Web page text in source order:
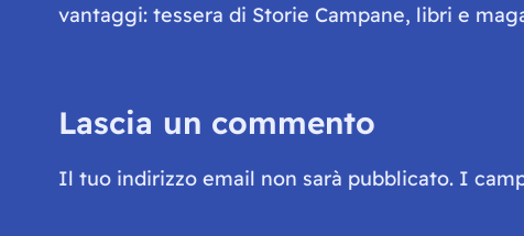
vantaggi: tessera di Storie Campane, libri e
Lascia un commento
Il tuo indirizzo email non sarà pubblicato. I